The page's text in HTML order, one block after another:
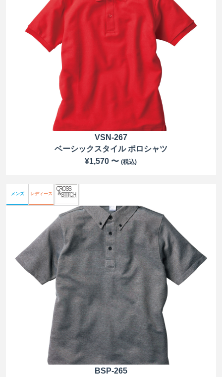
VSN-267
ベーシックスタイル ポロシャツ
¥1,570 〜(税込)
メンズ レディース
BSP-265